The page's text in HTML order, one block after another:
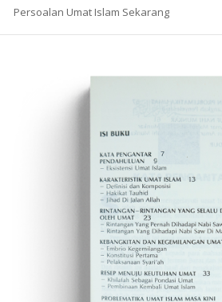
Persoalan Umat Islam Sekarang